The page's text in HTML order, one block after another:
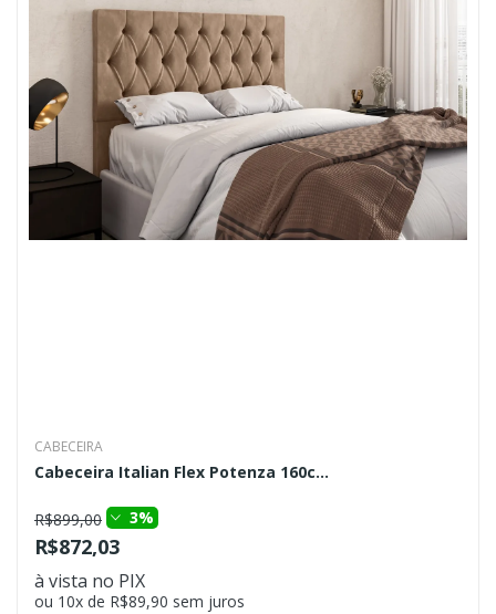
CABECEIRA
Cabeceira Italian Flex Potenza 160c...
R$899,00 3%
R$872,03
à vista no PIX
ou 10x de R$89,90 sem juros